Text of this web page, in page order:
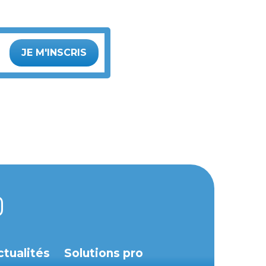
JE M'INSCRIS
Solutions pro